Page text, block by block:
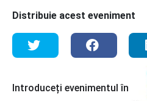
Distribuie acest eveniment
Introduceți evenimentul în